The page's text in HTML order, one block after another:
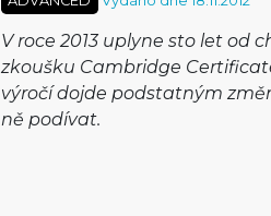
V roce 2013 uplyne sto let od
zkoušku Cambridge
výročí dojde podstatným
ně podívat.